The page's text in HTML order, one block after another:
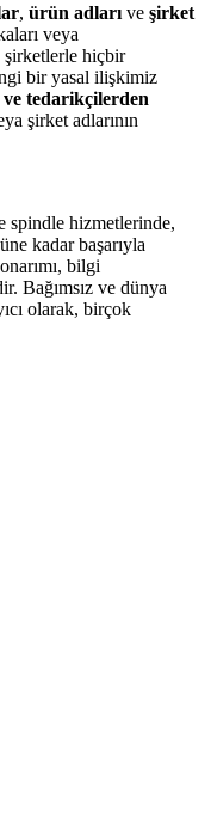
, ürün adları ve şirket
veya
şirketlerle hiçbir
bir yasal ilişkimiz
tedarikçilerden
şirket adlarının
spindle hizmetlerinde,
kadar başarıyla
bilgi
Bağımsız ve dünya
olarak, birçok